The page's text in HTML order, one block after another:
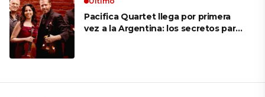
Pacifica Quartet llega por primera
vez a la Argentina: los secretos para